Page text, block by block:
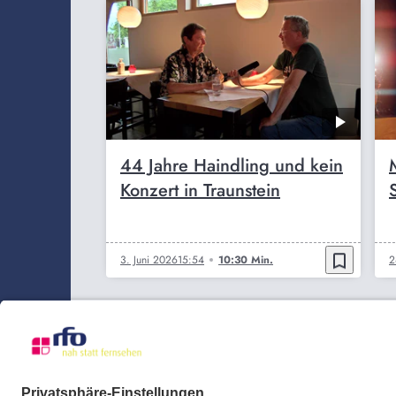
44 Jahre Haindling und kein
Konzert in Traunstein
3. Juni 202615:54 10:30 Min. bookmark_border